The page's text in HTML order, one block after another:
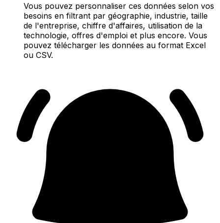
Vous pouvez personnaliser ces données selon vos
besoins en filtrant par géographie, industrie, taille
de l'entreprise, chiffre d'affaires, utilisation de la
technologie, offres d'emploi et plus encore. Vous
pouvez télécharger les données au format Excel
ou CSV.